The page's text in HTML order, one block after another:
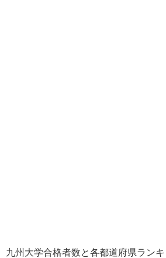
九州大学合格者数と各都道府県ランキ